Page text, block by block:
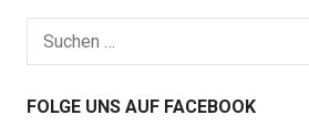
Beiträge
Suchen
FOLGE UNS AUF FACEBOOK